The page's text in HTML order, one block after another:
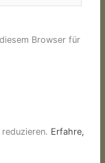
Browser für
Erfahre,